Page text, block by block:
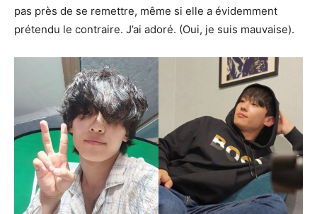
pas près de se remettre, même si elle a évidemment
prétendu le contraire. J’ai adoré. (Oui, je suis mauvaise).